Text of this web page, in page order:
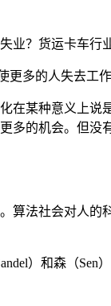
？货运卡车行
多的人失去工
在某种意义上说
多的机会。但没
算法社会对人的
）和森（Sen